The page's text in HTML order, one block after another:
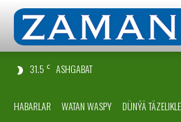
31.5 C ASHGABAT
HABARLAR WATAN WASPY DÜNÝÄ